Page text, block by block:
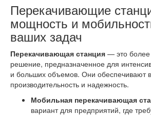
Перекачивающие
мощность и
ваших задач
Перекачивающая станция — это более
решение, предназначенное для
и больших объемов. Они обеспечивают
производительность и надежность.
Мобильная перекачивающая
вариант для предприятий, где